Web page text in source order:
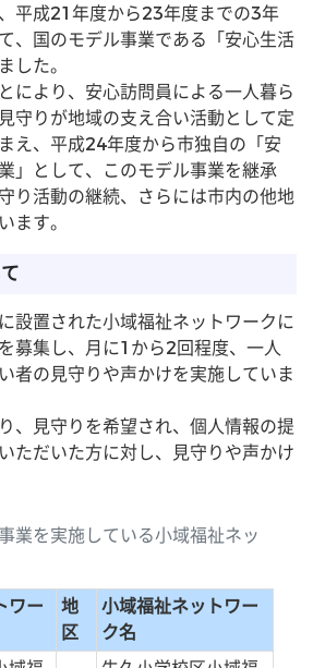
平成21年度から23年度までの3年
、国のモデル事業である「安心生活
した。
により、安心訪問員による一人暮ら
守りが地域の支え合い活動として定
え、平成24年度から市独自の「安
」として、このモデル事業を継承
り活動の継続、さらには市内の他地
ます。
設置された小域福祉ネットワークに
募集し、月に1から2回程度、一人
者の見守りや声かけを実施していま
、見守りを希望され、個人情報の提
ただいた方に対し、見守りや声かけ
業を実施している小域福祉ネッ
ワー
地
区
小域福祉ネットワー
ク名